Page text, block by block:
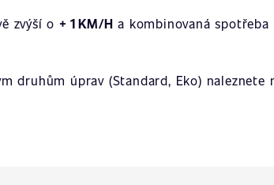
zvýší o + 1 KM/H a kombinovaná spotřeba
druhům úprav (Standard, Eko) naleznete